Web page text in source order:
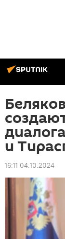
и
16:11 04.10.2024